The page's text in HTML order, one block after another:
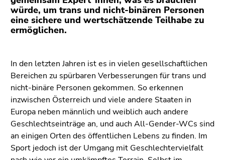
(Zugriffstaste
5)
Zu
(Benutzer/Sprache)
(Zugriffstaste
8)
Zur
Suche
(Zugriffstaste
9)
würde, um trans und nicht-binären Personen
eine sichere und wertschätzende Teilhabe zu
ermöglichen.
In den letzten Jahren ist es in vielen gesellschaftlichen
Bereichen zu spürbaren Verbesserungen für trans und
nicht-binäre Personen gekommen. So erkennen
inzwischen Österreich und viele andere Staaten in
Europa neben männlich und weiblich auch andere
Geschlechtseinträge an, und auch All-Gender-WCs sind
an einigen Orten des öffentlichen Lebens zu finden. Im
Sport jedoch ist der Umgang mit Geschlechtervielfalt